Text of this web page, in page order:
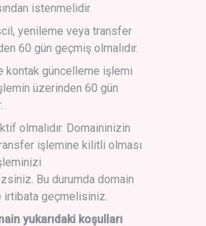
istenmelidir.
yenileme veya transfer
60 gün geçmiş olmalıdır.
kontak güncelleme işlemi
üzerinden 60 gün
olmalıdır. Domaininizin
işlemine kilitli olması
Bu durumda domain
irtibata geçmelisiniz.
yukarıdaki koşulları